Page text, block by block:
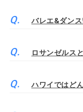
バレエ&ダン
ロサンゼルス
ハワイではど